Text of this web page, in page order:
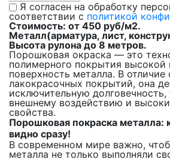
Я согласен на обработку
соответствии с политикой
Стоимость: от 450 руб/м2.
Металл(арматура, лист,
Высота рулона до 8 метров.
Порошковая окраска — это
полимерного покрытия высокой
поверхность металла. В
лакокрасочных покрытий, она
исключительную долговечность,
внешнему воздействию и
свойства.
Порошковая покраска металла:
видно сразу!
В современном мире важно,
металла не только выполняли